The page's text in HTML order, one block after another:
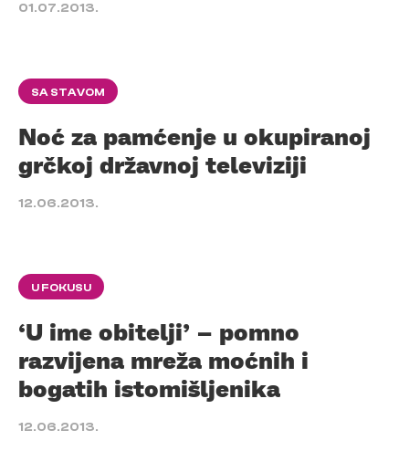
01.07.2013.
SA STAVOM
Noć za pamćenje u okupiranoj
grčkoj državnoj televiziji
12.06.2013.
U FOKUSU
‘U ime obitelji’ – pomno
razvijena mreža moćnih i
bogatih istomišljenika
12.06.2013.